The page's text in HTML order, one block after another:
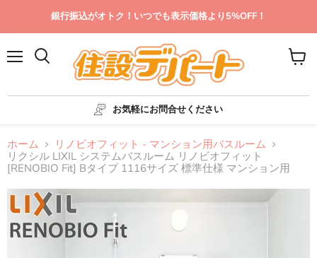
銀行振込がオトク！いつでも表示価格より5%OFF！
お気軽にお問合せください
カ
ト
ホーム
リノビオフィット - マンション用バスルーム
リクシル LIXIL システムバスルーム リノビオフィット
[RENOBIO Fit] Bタイプ 1116サイズ 標準仕様 マンション用